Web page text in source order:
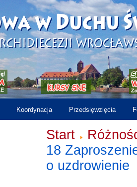
Koordynacja Przedsięwzięcia
Start
18
o uzdrowienie